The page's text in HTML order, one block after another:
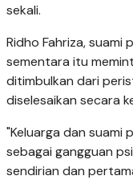
sekali.
Ridho Fahriza, suami
sementara itu
ditimbulkan dari
diselesaikan secara
"Keluarga dan suami
sebagai gangguan
sendirian dan